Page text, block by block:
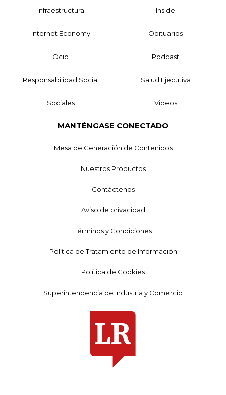
Infraestructura Inside
Internet Economy Obituarios
Ocio Podcast
Responsabilidad Social Salud Ejecutiva
Sociales Videos
MANTÉNGASE CONECTADO
Mesa de Generación de Contenidos
Nuestros Productos
Contáctenos
Aviso de privacidad
Términos y Condiciones
Política de Tratamiento de Información
Política de Cookies
Superintendencia de Industria y Comercio